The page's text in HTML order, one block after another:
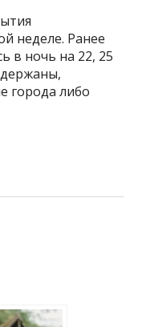
неделе. Ранее
в ночь на 22, 25
города либо